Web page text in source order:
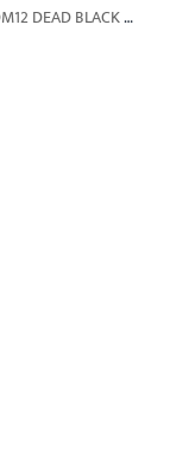
3M 2080-DM12 DEAD BLACK MT A4